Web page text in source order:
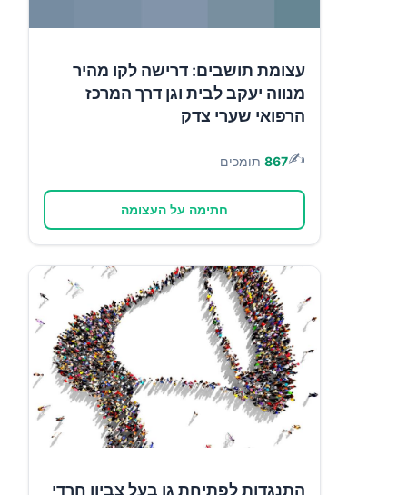
עצומת תושבים: דרישה לקו מהיר
מנווה יעקב לבית וגן דרך המרכז
הרפואי שערי צדק
✍️
867 תומכים
חתימה על העצומה
התנגדות לפתיחת גן בעל צביון חרדי